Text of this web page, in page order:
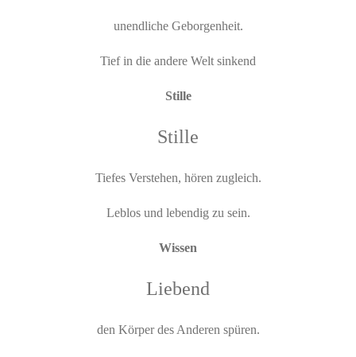
unendliche Geborgenheit.
Tief in die andere Welt sinkend
Stille
Stille
Tiefes Verstehen, hören zugleich.
Leblos und lebendig zu sein.
Wissen
Liebend
den Körper des Anderen spüren.